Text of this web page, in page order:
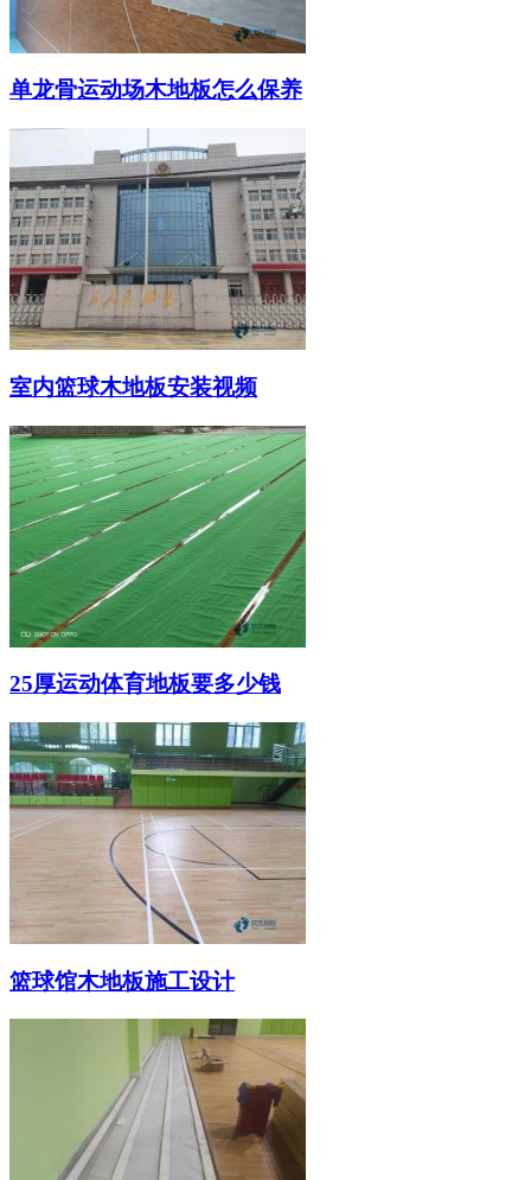
单龙骨运动场木地板怎么保养
室内篮球木地板安装视频
25厚运动体育地板要多少钱
篮球馆木地板施工设计